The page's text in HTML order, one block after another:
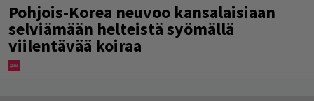
Pohjois-Korea neuvoo kansalaisiaan
selviämään helteistä syömällä
viilentävää koiraa